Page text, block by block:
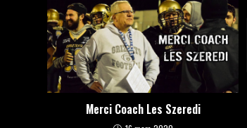
Merci Coach Les Szeredi